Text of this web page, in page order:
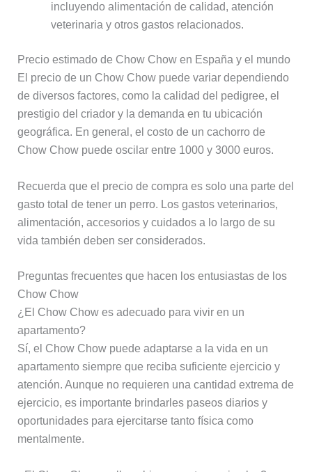
incluyendo alimentación de calidad, atención
veterinaria y otros gastos relacionados.
Precio estimado de Chow Chow en España y el mundo
El precio de un Chow Chow puede variar dependiendo
de diversos factores, como la calidad del pedigree, el
prestigio del criador y la demanda en tu ubicación
geográfica. En general, el costo de un cachorro de
Chow Chow puede oscilar entre 1000 y 3000 euros.
Recuerda que el precio de compra es solo una parte del
gasto total de tener un perro. Los gastos veterinarios,
alimentación, accesorios y cuidados a lo largo de su
vida también deben ser considerados.
Preguntas frecuentes que hacen los entusiastas de los
Chow Chow
¿El Chow Chow es adecuado para vivir en un
apartamento?
Sí, el Chow Chow puede adaptarse a la vida en un
apartamento siempre que reciba suficiente ejercicio y
atención. Aunque no requieren una cantidad extrema de
ejercicio, es importante brindarles paseos diarios y
oportunidades para ejercitarse tanto física como
mentalmente.